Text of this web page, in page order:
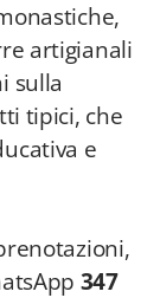
artigianali
sulla
tipici, che
e
347